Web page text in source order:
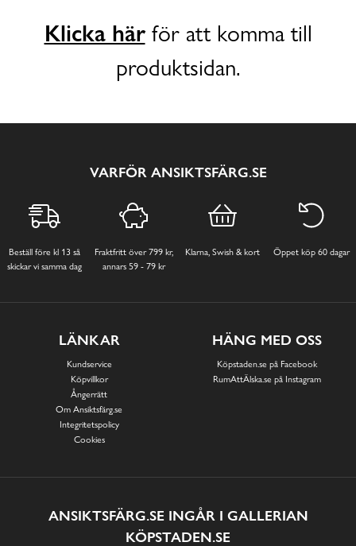
Klicka härför att komma till
produktsidan.
VARFÖR ANSIKTSFÄRG.SE
Beställ före kl 13 så
skickar vi samma dag
Fraktfritt över 799 kr,
annars 59 - 79 kr
Klarna, Swish & kort Öppet köp 60 dagar
LÄNKAR
Kundservice
Köpvillkor
Ångerrätt
Om Ansiktsfärg.se
Integritetspolicy
Cookies
HÄNG MED OSS
Köpstaden.se på Facebook
RumAttÄlska.se på Instagram
ANSIKTSFÄRG.SE INGÅR I GALLERIAN
KÖPSTADEN.SE